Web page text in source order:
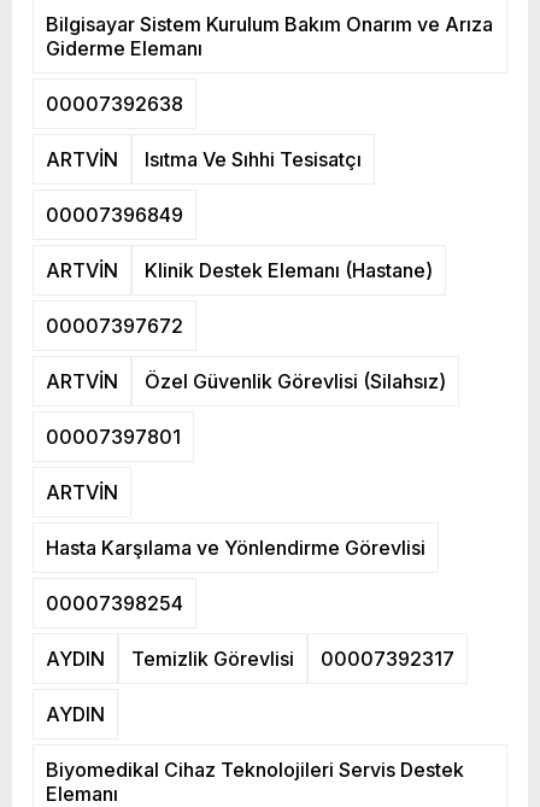
Bilgisayar Sistem Kurulum Bakım Onarım ve Arıza
Giderme Elemanı
00007392638
ARTVİN Isıtma Ve Sıhhi Tesisatçı
00007396849
ARTVİN Klinik Destek Elemanı (Hastane)
00007397672
ARTVİN Özel Güvenlik Görevlisi (Silahsız)
00007397801
ARTVİN
Hasta Karşılama ve Yönlendirme Görevlisi
00007398254
AYDIN Temizlik Görevlisi 00007392317
AYDIN
Biyomedikal Cihaz Teknolojileri Servis Destek
Elemanı